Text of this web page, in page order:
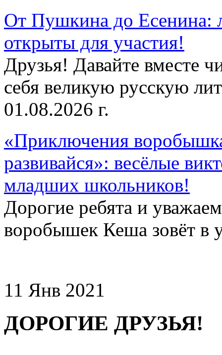
От Пушкина до Есенина:
открыты для участия!
Друзья! Давайте вместе
себя великую русскую
01.08.2026 г.
«Приключения
развивайся»: весёлые
младших школьников!
Дорогие ребята и
воробышек Кеша зовёт в
11 Янв 2021
ДОРОГИЕ ДРУЗЬЯ!